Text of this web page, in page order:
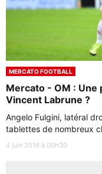
MERCATO FOOTBALL
Mercato - OM : Une
Vincent Labrune ?
Angelo Fulgini, latéral
tablettes de nombreux
4 juin 2016 à 00h30